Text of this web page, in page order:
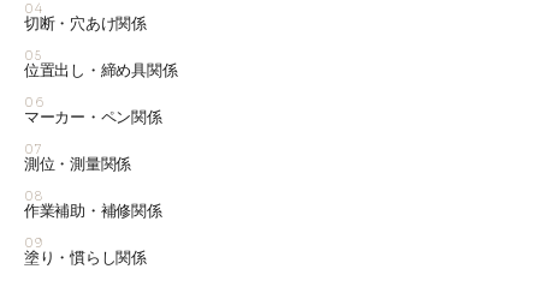
04
切断・穴あけ関係
05
位置出し・締め具関係
06
マーカー・ペン関係
07
測位・測量関係
08
作業補助・補修関係
09
塗り・慣らし関係